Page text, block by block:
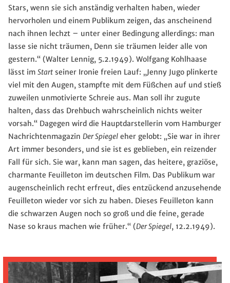
Stars, wenn sie sich anständig verhalten haben, wieder
hervorholen und einem Publikum zeigen, das anscheinend
nach ihnen lechzt – unter einer Bedingung allerdings: man
lasse sie nicht träumen, Denn sie träumen leider alle von
gestern.“ (Walter Lennig, 5.2.1949). Wolfgang Kohlhaase
lässt im Start seiner Ironie freien Lauf: „Jenny Jugo plinkerte
viel mit den Augen, stampfte mit dem Füßchen auf und stieß
zuweilen unmotivierte Schreie aus. Man soll ihr zugute
halten, dass das Drehbuch wahrscheinlich nichts weiter
vorsah.“ Dagegen wird die Hauptdarstellerin vom Hamburger
Nachrichtenmagazin Der Spiegel eher gelobt: „Sie war in ihrer
Art immer besonders, und sie ist es geblieben, ein reizender
Fall für sich. Sie war, kann man sagen, das heitere, graziöse,
charmante Feuilleton im deutschen Film. Das Publikum war
augenscheinlich recht erfreut, dies entzückend anzusehende
Feuilleton wieder vor sich zu haben. Dieses Feuilleton kann
die schwarzen Augen noch so groß und die feine, gerade
Nase so kraus machen wie früher.“ (Der Spiegel, 12.2.1949).